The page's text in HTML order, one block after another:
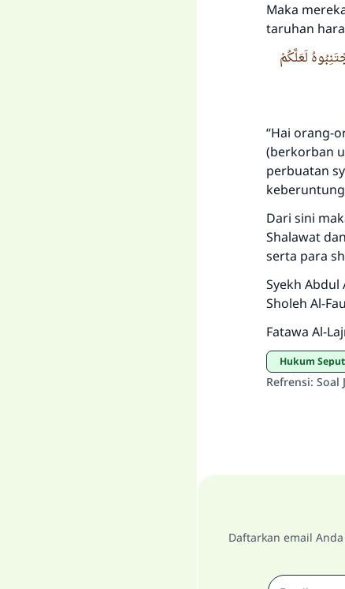
Maka
taruhan
لَعَلَّكُمْ
“Hai orang-
(berkorban
perbuatan
Dari sini
Shalawat
serta para
Syekh Abdul
Sholeh Al-
Fatawa Al-
Hukum
Refrensi: Soal
Daftarkan email